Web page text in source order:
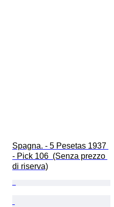
Spagna. - 5 Pesetas 1937
- Pick 106  (Senza prezzo
di riserva)